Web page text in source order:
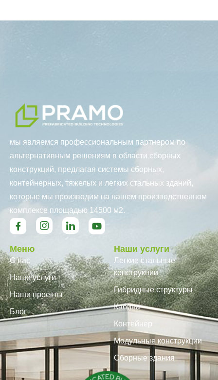
мы являемся профессиональным партнером по
альтернативным решениям в области сборных
конструкций, предлагая системы сборных,
контейнерных, тяжелых и легких стальных зданий,
которые мы производим на нашем производственном
комплексе площадью 14500 м2.
Меню
О нас
Наши услуги
Наши проекты
Блог
Наши услуги
Легкие стальные
конструкции
Гибридные структуры
Кабина
Контейнер
Модульные конструкции
Сборные здания